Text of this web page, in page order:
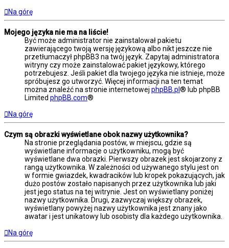
Na górę
Mojego języka nie ma na liście!
Być może administrator nie zainstalował pakietu
zawierającego twoją wersję językową albo nikt jeszcze nie
przetłumaczył phpBB3 na twój język. Zapytaj administratora
witryny czy może zainstalować pakiet językowy, którego
potrzebujesz. Jeśli pakiet dla twojego języka nie istnieje, może
spróbujesz go utworzyć. Więcej informacji na ten temat
można znaleźć na stronie internetowej phpBB.pl® lub phpBB
Limited phpBB.com®
Na górę
Czym są obrazki wyświetlane obok nazwy użytkownika?
Na stronie przeglądania postów, w miejscu, gdzie są
wyświetlane informacje o użytkowniku, mogą być
wyświetlane dwa obrazki. Pierwszy obrazek jest skojarzony z
rangą użytkownika. W zależności od używanego stylu jest on
w formie gwiazdek, kwadracików lub kropek pokazujących, jak
dużo postów zostało napisanych przez użytkownika lub jaki
jest jego status na tej witrynie. Jest on wyświetlany poniżej
nazwy użytkownika. Drugi, zazwyczaj większy obrazek,
wyświetlany powyżej nazwy użytkownika jest znany jako
awatar i jest unikatowy lub osobisty dla każdego użytkownika.
Na górę